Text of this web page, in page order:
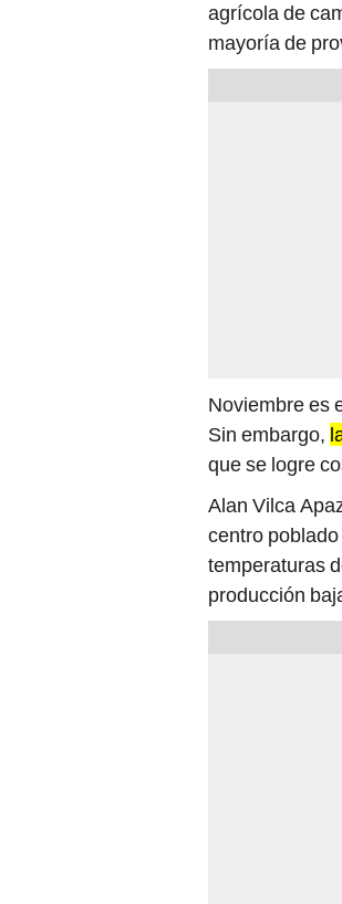
agrícola de
mayoría de
Noviembre es
Sin embargo,
que se logre
Alan Vilca
centro
temperaturas
producción